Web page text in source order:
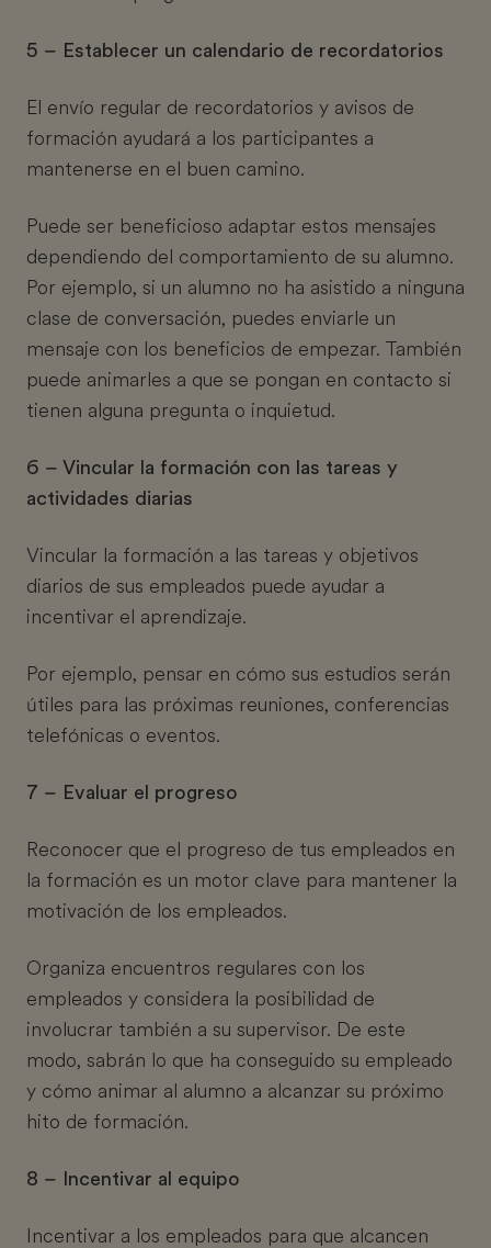
5 – Establecer un calendario de recordatorios
El envío regular de recordatorios y avisos de
formación ayudará a los participantes a
mantenerse en el buen camino.
Puede ser beneficioso adaptar estos mensajes
dependiendo del comportamiento de su alumno.
Por ejemplo, si un alumno no ha asistido a ninguna
clase de conversación, puedes enviarle un
mensaje con los beneficios de empezar. También
puede animarles a que se pongan en contacto si
tienen alguna pregunta o inquietud.
6 – Vincular la formación con las tareas y
actividades diarias
Vincular la formación a las tareas y objetivos
diarios de sus empleados puede ayudar a
incentivar el aprendizaje.
Por ejemplo, pensar en cómo sus estudios serán
útiles para las próximas reuniones, conferencias
telefónicas o eventos.
7 – Evaluar el progreso
Reconocer que el progreso de tus empleados en
la formación es un motor clave para mantener la
motivación de los empleados.
Organiza encuentros regulares con los
empleados y considera la posibilidad de
involucrar también a su supervisor. De este
modo, sabrán lo que ha conseguido su empleado
y cómo animar al alumno a alcanzar su próximo
hito de formación.
8 – Incentivar al equipo
Incentivar a los empleados para que alcancen